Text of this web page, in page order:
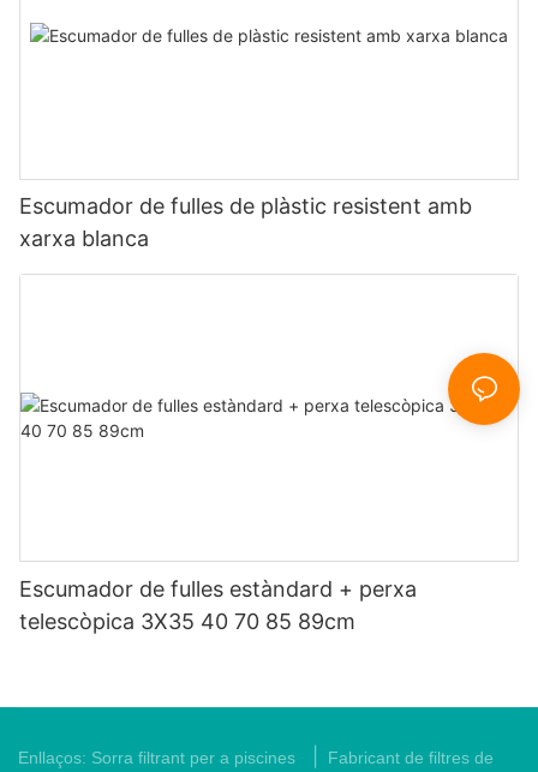
Escumador de fulles de plàstic resistent amb
xarxa blanca
Escumador de fulles estàndard + perxa
telescòpica 3X35 40 70 85 89cm
Enllaços: Sorra filtrant per a piscines Fabricant de filtres de